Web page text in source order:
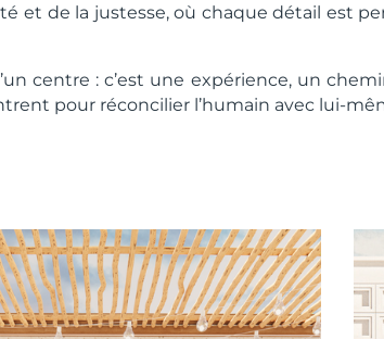
et de la justesse, où chaque détail est
centre : c’est une expérience, un
pour réconcilier l’humain avec lui-